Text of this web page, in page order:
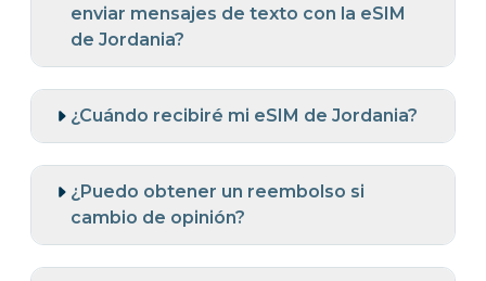
enviar mensajes de texto con la eSIM
de Jordania?
¿Cuándo recibiré mi eSIM de Jordania?
¿Puedo obtener un reembolso si
cambio de opinión?